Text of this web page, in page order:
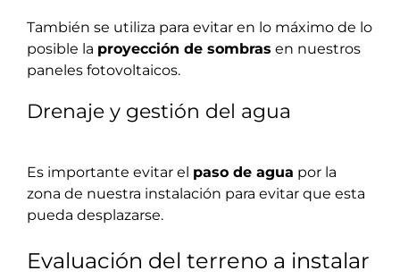
También se utiliza para evitar en lo máximo de lo
posible la proyección de sombras en nuestros
paneles fotovoltaicos.
Drenaje y gestión del agua
Es importante evitar el paso de agua por la
zona de nuestra instalación para evitar que esta
pueda desplazarse.
Evaluación del terreno a instalar